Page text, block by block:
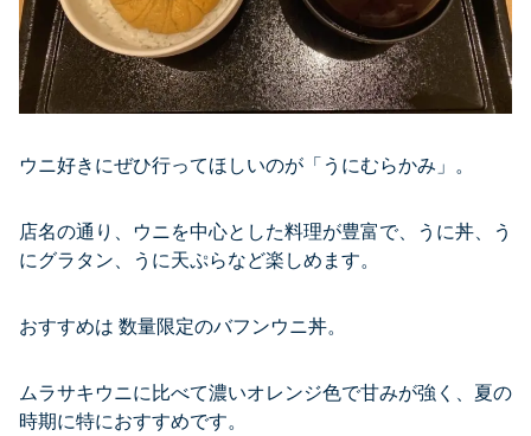
ウニ好きにぜひ行ってほしいのが「うにむらかみ」。
店名の通り、ウニを中心とした料理が豊富で、うに丼、う
にグラタン、うに天ぷらなど楽しめます。
おすすめは 数量限定のバフンウニ丼。
ムラサキウニに比べて濃いオレンジ色で甘みが強く、夏の
時期に特におすすめです。